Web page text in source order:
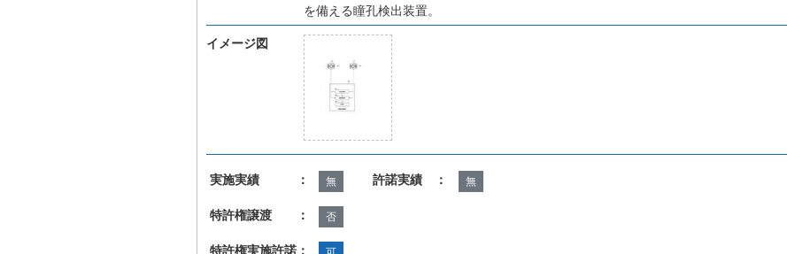
を備える瞳孔検出装置。
イメージ図
実施実績 ： 無 許諾実績 ： 無
特許権譲渡 ： 否
特許権実施許諾：